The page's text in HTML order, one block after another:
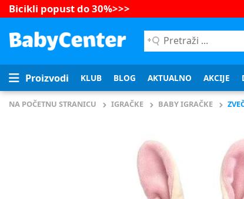
Bicikli popust do 30%>>>
Pretraži
...
Proizvodi KLUB BLOG AKTUALNO AKCIJE
NA POČETNU STRANICU IGRAČKE BABY IGRAČKE